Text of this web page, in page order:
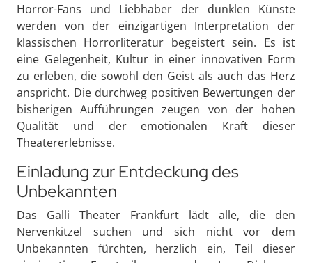
Horror-Fans und Liebhaber der dunklen Künste
werden von der einzigartigen Interpretation der
klassischen Horrorliteratur begeistert sein. Es ist
eine Gelegenheit, Kultur in einer innovativen Form
zu erleben, die sowohl den Geist als auch das Herz
anspricht. Die durchweg positiven Bewertungen der
bisherigen Aufführungen zeugen von der hohen
Qualität und der emotionalen Kraft dieser
Theatererlebnisse.
Einladung zur Entdeckung des
Unbekannten
Das Galli Theater Frankfurt lädt alle, die den
Nervenkitzel suchen und sich nicht vor dem
Unbekannten fürchten, herzlich ein, Teil dieser